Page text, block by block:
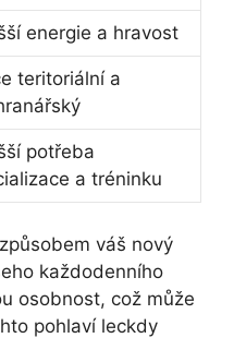
energie a hravost
teritoriální a
potřeba
a tréninku
váš nový
každodenního
osobnost, což může
pohlaví leckdy